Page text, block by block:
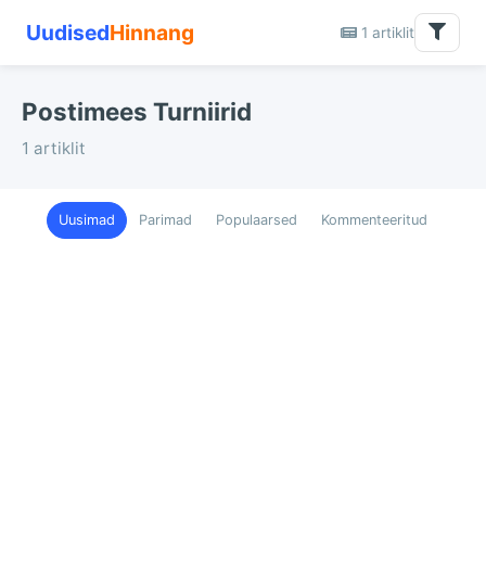
UudisedHinnang 1 artiklit
Postimees Turniirid
1 artiklit
Uusimad Parimad Populaarsed Kommenteeritud